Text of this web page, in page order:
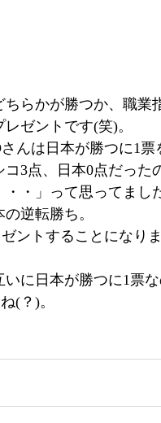
らかが勝つか、職業
ゼントです(笑)。
んは日本が勝つに1票
3点、日本0点だっ
・」って思ってまし
逆転勝ち。
ントすることになり
に日本が勝つに1票
(？)。